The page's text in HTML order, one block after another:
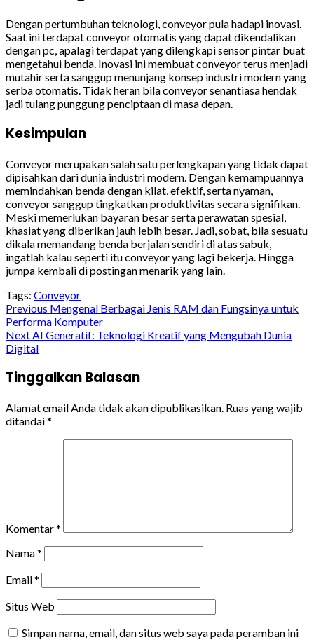
Dengan pertumbuhan teknologi, conveyor pula hadapi inovasi.
Saat ini terdapat conveyor otomatis yang dapat dikendalikan
dengan pc, apalagi terdapat yang dilengkapi sensor pintar buat
mengetahui benda. Inovasi ini membuat conveyor terus menjadi
mutahir serta sanggup menunjang konsep industri modern yang
serba otomatis. Tidak heran bila conveyor senantiasa hendak
jadi tulang punggung penciptaan di masa depan.
Kesimpulan
Conveyor merupakan salah satu perlengkapan yang tidak dapat
dipisahkan dari dunia industri modern. Dengan kemampuannya
memindahkan benda dengan kilat, efektif, serta nyaman,
conveyor sanggup tingkatkan produktivitas secara signifikan.
Meski memerlukan bayaran besar serta perawatan spesial,
khasiat yang diberikan jauh lebih besar. Jadi, sobat, bila sesuatu
dikala memandang benda berjalan sendiri di atas sabuk,
ingatlah kalau seperti itu conveyor yang lagi bekerja. Hingga
jumpa kembali di postingan menarik yang lain.
Tags: Conveyor
Continue
Reading
Previous Mengenal Berbagai Jenis RAM dan Fungsinya untuk
Performa Komputer
Next AI Generatif: Teknologi Kreatif yang Mengubah Dunia
Digital
Tinggalkan Balasan
Alamat email Anda tidak akan dipublikasikan. Ruas yang wajib
ditandai*
Komentar*
Nama*
Email*
Situs Web
Simpan nama, email, dan situs web saya pada peramban ini